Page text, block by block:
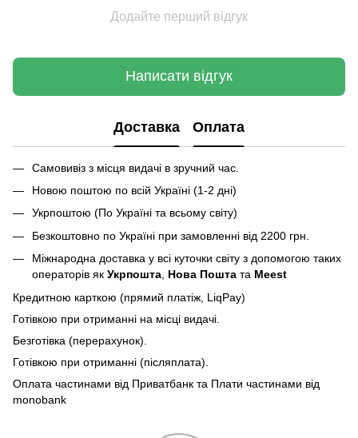
Додайте перший відгук
Написати відгук
Доставка Оплата
Самовивіз з місця видачі в зручний час.
Новою поштою по всій Україні (1-2 дні)
Укрпоштою (По Україні та всьому світу)
Безкоштовно по Україні при замовленні від 2200 грн.
Міжнародна доставка у всі куточки світу з допомогою таких
операторів як Укрпошта Нова Пошта та Meest
Кредитною карткою (прямий платіж, LiqPay)
Готівкою при отриманні на місці видачі.
Безготівка (перерахунок).
Готівкою при отриманні (післяплата).
Оплата частинами від Приватбанк та Плати частинами від
monobank